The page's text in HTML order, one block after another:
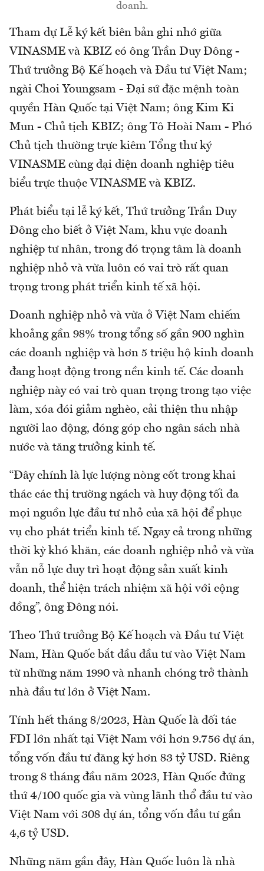
doanh.
Tham dự Lễ ký kết biên bản ghi nhớ giữa
VINASME và KBIZ có ông Trần Duy Đông -
Thứ trưởng Bộ Kế hoạch và Đầu tư Việt Nam;
ngài Choi Youngsam - Đại sứ đặc mệnh toàn
quyền Hàn Quốc tại Việt Nam; ông Kim Ki
Mun - Chủ tịch KBIZ; ông Tô Hoài Nam - Phó
Chủ tịch thường trực kiêm Tổng thư ký
VINASME cùng đại diện doanh nghiệp tiêu
biểu trực thuộc VINASME và KBIZ.
Phát biểu tại lễ ký kết, Thứ trưởng Trần Duy
Đông cho biết ở Việt Nam, khu vực doanh
nghiệp tư nhân, trong đó trọng tâm là doanh
nghiệp nhỏ và vừa luôn có vai trò rất quan
trọng trong phát triển kinh tế xã hội.
Doanh nghiệp nhỏ và vừa ở Việt Nam chiếm
khoảng gần 98% trong tổng số gần 900 nghìn
các doanh nghiệp và hơn 5 triệu hộ kinh doanh
đang hoạt động trong nền kinh tế. Các doanh
nghiệp này có vai trò quan trọng trong tạo việc
làm, xóa đói giảm nghèo, cải thiện thu nhập
người lao động, đóng góp cho ngân sách nhà
nước và tăng trưởng kinh tế.
“Đây chính là lực lượng nòng cốt trong khai
thác các thị trường ngách và huy động tối đa
mọi nguồn lực đầu tư nhỏ của xã hội để phục
vụ cho phát triển kinh tế. Ngay cả trong những
thời kỳ khó khăn, các doanh nghiệp nhỏ và vừa
vẫn nỗ lực duy trì hoạt động sản xuất kinh
doanh, thể hiện trách nhiệm xã hội với cộng
đồng”, ông Đông nói.
Theo Thứ trưởng Bộ Kế hoạch và Đầu tư Việt
Nam, Hàn Quốc bắt đầu đầu tư vào Việt Nam
từ những năm 1990 và nhanh chóng trở thành
nhà đầu tư lớn ở Việt Nam.
Tính hết tháng 8/2023, Hàn Quốc là đối tác
FDI lớn nhất tại Việt Nam với hơn 9.756 dự án,
tổng vốn đầu tư đăng ký hơn 83 tỷ USD. Riêng
trong 8 tháng đầu năm 2023, Hàn Quốc đứng
thứ 4/100 quốc gia và vùng lãnh thổ đầu tư vào
Việt Nam với 308 dự án, tổng vốn đầu tư gần
4,6 tỷ USD.
Những năm gần đây, Hàn Quốc luôn là nhà